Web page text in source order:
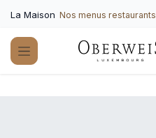
La Maison Nos menus restaurants